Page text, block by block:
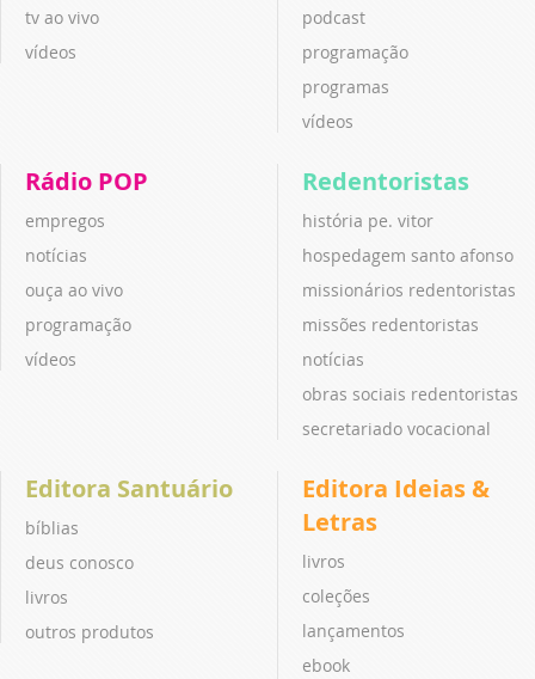
tv ao vivo
vídeos
podcast
programação
programas
vídeos
Rádio POP
empregos
notícias
ouça ao vivo
programação
vídeos
Redentoristas
história pe. vitor
hospedagem santo afonso
missionários redentoristas
missões redentoristas
notícias
obras sociais redentoristas
secretariado vocacional
Editora Santuário
bíblias
deus conosco
livros
outros produtos
Editora Ideias &
Letras
livros
coleções
lançamentos
ebook